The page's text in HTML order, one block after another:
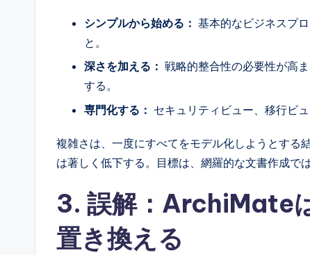
シンプルから始める： 基本的なビジネスプ
と。
深さを加える： 戦略的整合性の必要性が高
する。
専門化する： セキュリティビュー、移行ビ
複雑さは、一度にすべてをモデル化しようとする
は著しく低下する。目標は、網羅的な文書作成で
3. 誤解：ArchiMate
置き換える